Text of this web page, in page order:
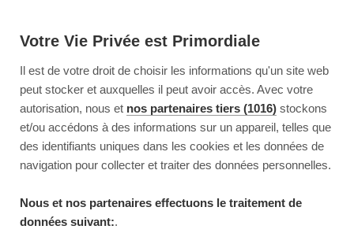
Votre Vie Privée est Primordiale
Il est de votre droit de choisir les informations qu'un site web
peut stocker et auxquelles il peut avoir accès. Avec votre
autorisation, nous et nos partenaires tiers (1016) stockons
et/ou accédons à des informations sur un appareil, telles que
des identifiants uniques dans les cookies et les données de
navigation pour collecter et traiter des données personnelles.
Nous et nos partenaires effectuons le traitement de
données suivant:.